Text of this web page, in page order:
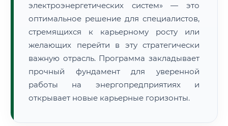
электроэнергетических систем» — это
оптимальное решение для специалистов,
стремящихся к карьерному росту или
желающих перейти в эту стратегически
важную отрасль. Программа закладывает
прочный фундамент для уверенной
работы на энергопредприятиях и
открывает новые карьерные горизонты.